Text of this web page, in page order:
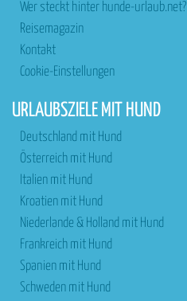
Wer steckt hinter hunde-urlaub.net?
Reisemagazin
Kontakt
Cookie-Einstellungen
URLAUBSZIELE MIT HUND
Deutschland mit Hund
Österreich mit Hund
Italien mit Hund
Kroatien mit Hund
Niederlande & Holland mit Hund
Frankreich mit Hund
Spanien mit Hund
Schweden mit Hund